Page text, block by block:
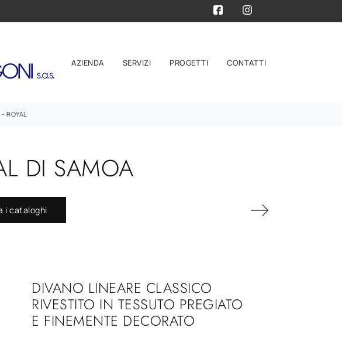
AZIENDA SERVIZI PROGETTI CONTATTI
-ROYAL
DI SAMOA
i cataloghi
DIVANO LINEARE CLASSICO
RIVESTITO IN TESSUTO PREGIATO
E FINEMENTE DECORATO